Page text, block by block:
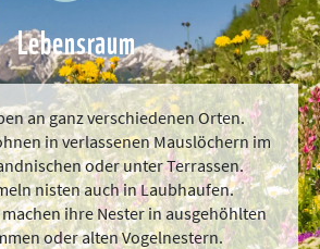
Lebensraum
an ganz verschiedenen Orten.
in verlassenen Mauslöchern im
oder unter Terrassen.
nisten auch in Laubhaufen.
ihre Nester in ausgehöhlten
oder alten Vogelnestern.